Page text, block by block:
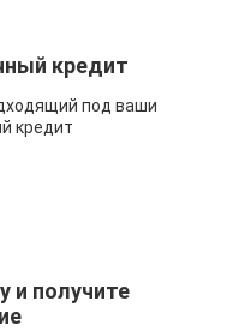
кредит
под ваши
кредит
и получите